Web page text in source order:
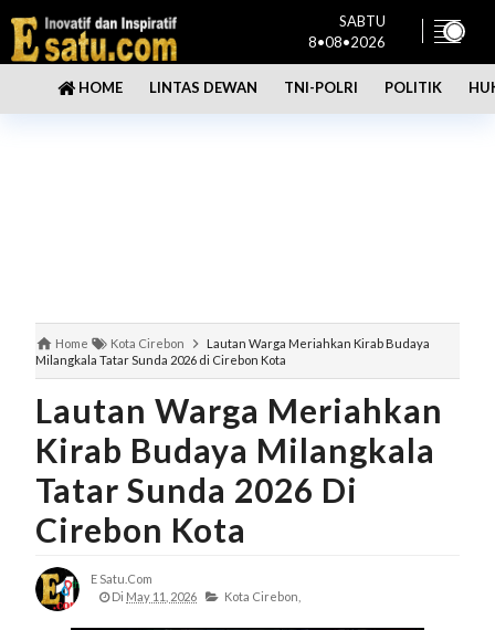
SABTU
8•08•2026
HOME LINTAS DEWAN TNI-POLRI POLITIK
Home Kota Cirebon
Lautan Warga Meriahkan Kirab Budaya
Milangkala Tatar Sunda 2026 di Cirebon Kota
Lautan Warga Meriahkan
Kirab Budaya Milangkala
Tatar Sunda 2026 Di
Cirebon Kota
E Satu.com
Di May 11, 2026 Kota Cirebon,